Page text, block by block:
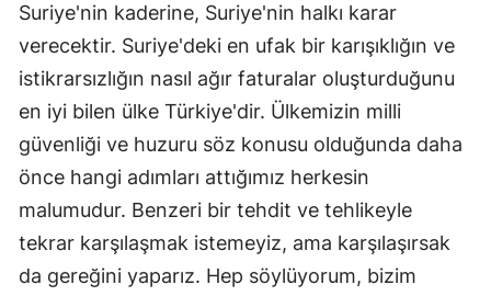
Suriye'nin kaderine, Suriye'nin halkı karar
verecektir. Suriye'deki en ufak bir karışıklığın ve
istikrarsızlığın nasıl ağır faturalar oluşturduğunu
en iyi bilen ülke Türkiye'dir. Ülkemizin milli
güvenliği ve huzuru söz konusu olduğunda daha
önce hangi adımları attığımız herkesin
malumudur. Benzeri bir tehdit ve tehlikeyle
tekrar karşılaşmak istemeyiz, ama karşılaşırsak
da gereğini yaparız. Hep söylüyorum, bizim